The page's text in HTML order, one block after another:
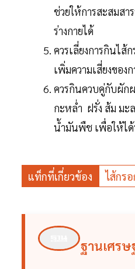
ช่วยให้การสะสมสา
ร่างกายได้
ควรเลี่ยงการกินไ
เพิ่มความเสี่ยงของ
ควรกินควบคู่กับผัก
กะหล่ำ ฝรั่ง ส้ม มะ
น้ำมันพืช เพื่อให้ได้
แท็กที่เกี่ยวข้อง ไส้กร
ฐานเศร